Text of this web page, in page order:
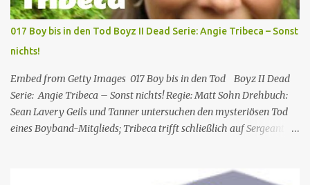
Gerald Paradies – Lieutenant Colonel Henry Blake McLean
Stevenson Lothar Mann – Captain B.J. Hunnicutt Mike Farrell Jörg
Hengstler Norbert Langer Colonel Sherman Potter Harry Morgan
Hans Nitschke Erich Räuker Heinz Giese Major Frank
„Frettchengesicht“ Burns Larry Linville Uwe Paulsen (...
017 Boy bis in den Tod Boyz II Dead Serie: Angie Tribeca – Sonst
nichts!
Embed from Getty Images 017 Boy bis in den Tod Boyz II Dead
Serie: Angie Tribeca – Sonst nichts! Regie: Matt Sohn Drehbuch:
Sean Lavery Geils und Tanner untersuchen den mysteriösen Tod
eines Boyband-Mitglieds; Tribeca trifft schließlich auf Sergeant
Rubinek, Chris Kirkpatrick, Aaron Carter, Colton Dunn und Joe